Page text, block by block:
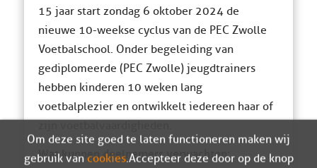
15 jaar start zondag 6 oktober 2024 de
nieuwe 10-weekse cyclus van de PEC Zwolle
Voetbalschool. Onder begeleiding van
gediplomeerde (PEC Zwolle) jeugdtrainers
hebben kinderen 10 weken lang
voetbalplezier en ontwikkelt iedereen haar of
Wat kunnen deelnemers verwachten:
Om deze site goed te laten functioneren maken wij
gebruik van cookies. Accepteer deze door op de knop